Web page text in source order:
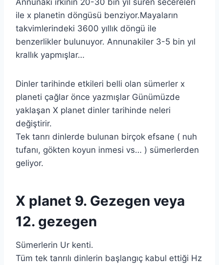
ile x planetin döngüsü benziyor.Mayaların
takvimlerindeki 3600 yıllık döngü ile
benzerlikler bulunuyor. Annunakiler 3-5 bin yıl
krallık yapmışlar…
Dinler tarihinde etkileri belli olan sümerler x
planeti çağlar önce yazmışlar Günümüzde
yaklaşan X planet dinler tarihinde neleri
değiştirir.
Tek tanrı dinlerde bulunan birçok efsane ( nuh
tufanı, gökten koyun inmesi vs… ) sümerlerden
geliyor.
X planet 9. Gezegen veya
12. gezegen
Sümerlerin Ur kenti.
Tüm tek tanrılı dinlerin başlangıç kabul ettiği Hz